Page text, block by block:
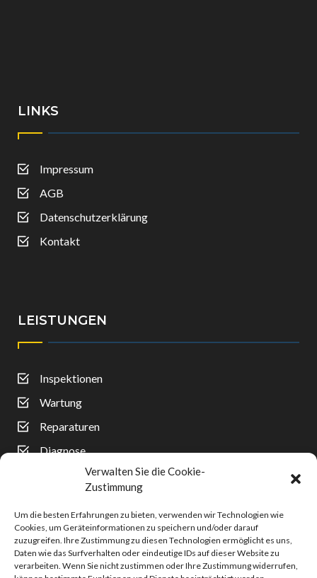
Verwalten Sie die Cookie-
Zustimmung
Um die besten Erfahrungen zu bieten, verwenden wir Technologien wie
Cookies, um Geräteinformationen zu speichern und/oder darauf
zuzugreifen. Ihre Zustimmung zu diesen Technologien ermöglicht es uns,
Daten wie das Surfverhalten oder eindeutige IDs auf dieser Website zu
verarbeiten. Wenn Sie nicht zustimmen oder Ihre Zustimmung widerrufen,
LINKS
Impressum
AGB
Datenschutzerklärung
Kontakt
LEISTUNGEN
Inspektionen
Wartung
Reparaturen
Diagnose
Reifenwechsel
Unfallreparaturen
Klimaanlagen